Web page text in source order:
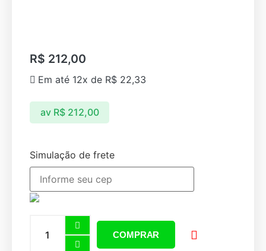
R$ 212,00
Em até 12x de R$ 22,33
av R$212,00
Simulação de frete
COMPRAR